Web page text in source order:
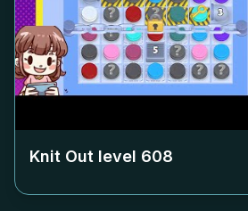
Knit Out level 608